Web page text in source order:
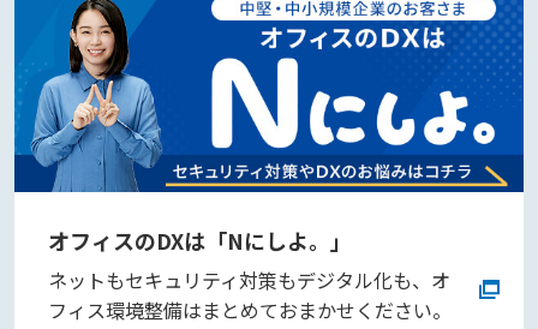
オフィスのDXは「Nにしよ。」
ネットもセキュリティ対策もデジタル化も、オ
フィス環境整備はまとめておまかせください。